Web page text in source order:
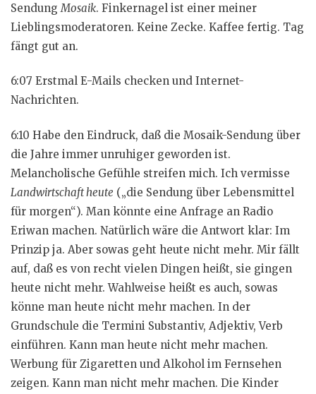
Sendung Mosaik. Finkernagel ist einer meiner
Lieblingsmoderatoren. Keine Zecke. Kaffee fertig. Tag
fängt gut an.
6:07 Erstmal E-Mails checken und Internet-
Nachrichten.
6:10 Habe den Eindruck, daß die Mosaik-Sendung über
die Jahre immer unruhiger geworden ist.
Melancholische Gefühle streifen mich. Ich vermisse
Landwirtschaft heute („die Sendung über Lebensmittel
für morgen“). Man könnte eine Anfrage an Radio
Eriwan machen. Natürlich wäre die Antwort klar: Im
Prinzip ja. Aber sowas geht heute nicht mehr. Mir fällt
auf, daß es von recht vielen Dingen heißt, sie gingen
heute nicht mehr. Wahlweise heißt es auch, sowas
könne man heute nicht mehr machen. In der
Grundschule die Termini Substantiv, Adjektiv, Verb
einführen. Kann man heute nicht mehr machen.
Werbung für Zigaretten und Alkohol im Fernsehen
zeigen. Kann man nicht mehr machen. Die Kinder